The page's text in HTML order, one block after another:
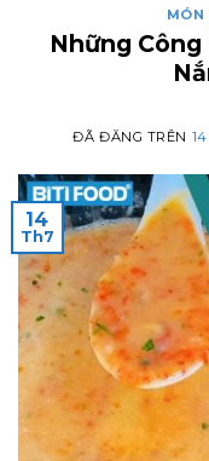
MÓN
Những Công
ĐÃ ĐĂNG TRÊN
14
Th7